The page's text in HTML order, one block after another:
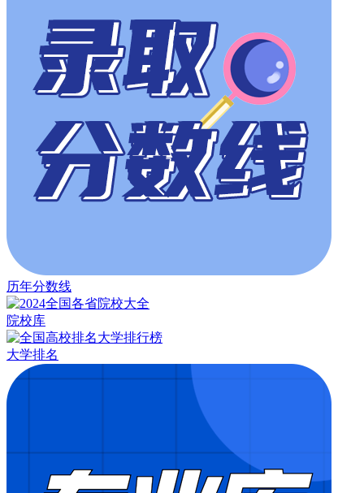
历年分数线
院校库
大学排名